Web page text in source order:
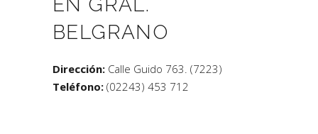
BELGRANO
Dirección: Calle Guido 763. (7223)
Teléfono: (02243) 453 712